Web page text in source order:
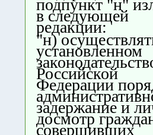
подпункт "н"
в следующей
редакции:
"н)
установленном
Российской
Федерации
задержание и
досмотр
совершивших